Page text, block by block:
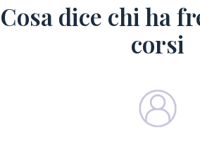
Cosa dice chi ha
corsi